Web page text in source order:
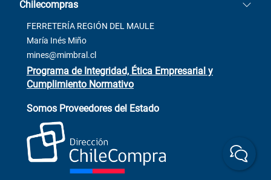
Términos y condiciones
Contacto
Venta Terreno
Trabaja con Nosotros
+(73) 256
ChileCompras
+56 9 9888 9549
2137 San Javier, Fono (73)
Chilecompras
FERRETERÍA REGIÓN DEL MAULE
María Inés Miño
mines@mimbral.cl
Programa de Integridad, Ética Empresarial y
Cumplimiento Normativo
Somos Proveedores del Estado